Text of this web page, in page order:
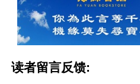
读者留言反馈: